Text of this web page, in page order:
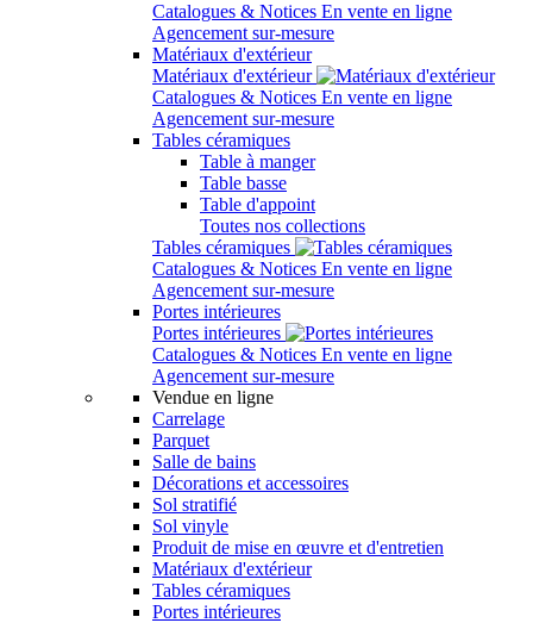
Catalogues & Notices En vente en ligne
Agencement sur-mesure
Matériaux d'extérieur
Matériaux d'extérieur
Catalogues & Notices En vente en ligne
Agencement sur-mesure
Tables céramiques
Table à manger
Table basse
Table d'appoint
Toutes nos collections
Tables céramiques
Catalogues & Notices En vente en ligne
Agencement sur-mesure
Portes intérieures
Portes intérieures
Catalogues & Notices En vente en ligne
Agencement sur-mesure
Vendue en ligne
Carrelage
Parquet
Salle de bains
Décorations et accessoires
Sol stratifié
Sol vinyle
Produit de mise en œuvre et d'entretien
Matériaux d'extérieur
Tables céramiques
Portes intérieures